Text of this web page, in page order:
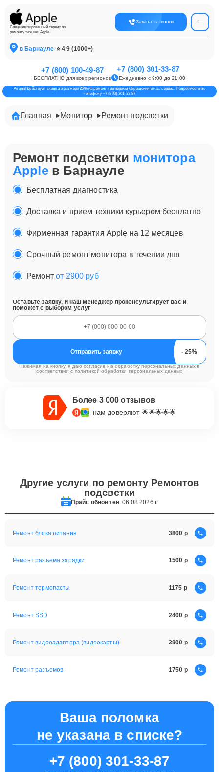
Специализированный сервис по
ремонту техники Apple
Заказать звонок
в Барнауле ⭐ 4.9 (1000+)
+7 (800) 100-49-87
БЕСПЛАТНО для всех регионов
+7 (800) 301-33-87
Ежедневно с 9:00 до 21:00
Акция! Действует скидка в размере 25% на ремонт при первом обращении в наш сервис. Подробности по
телефону +7 (800) 301-33-87
Главная Монитор Ремонт подсветки
Ремонт подсветки монитора
Appleв Барнауле
Бесплатная диагностика
Доставка и прием техники курьером бесплатно
Фирменная гарантия Apple на 12 месяцев
Срочный ремонт монитора в течении дня
Ремонтот 2900 руб
Оставьте заявку, и наш менеджер проконсультирует вас и
поможет с выбором услуг
Отправить заявку
Нажимая на кнопку, я даю согласие на обработку персональных данных в
соответствии с политикой обработки персональных данных
Более 3 000 отзывов
нам доверяют 🌟🌟🌟🌟🌟
Другие услуги по ремонту Ремонтов
подсветки
Прайс обновлен: 06.08.2026 г.
Ремонт блока питания 3800
Ремонт разъема зарядки 1500
Ремонт термопасты 1175
Ремонт SSD 2400
Ремонт видеоадаптера (видеокарты) 3900
Ремонт разъемов 1750
Ваша поломка
не указана в списке?
+7 (800) 301-33-87